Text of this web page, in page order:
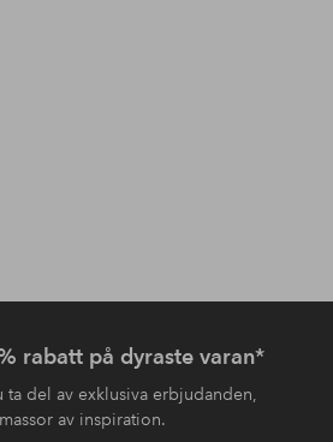
rabatt på dyraste varan*
ta del av exklusiva erbjudanden,
av inspiration.